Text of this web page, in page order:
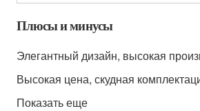
Плюсы и минусы
Элегантный дизайн, высокая
Высокая цена, скудная
Показать еще